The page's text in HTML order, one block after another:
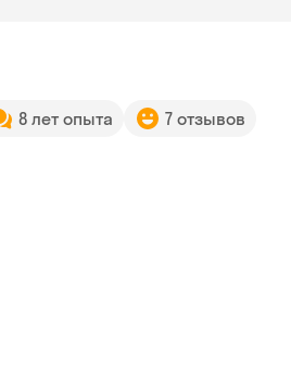
8 лет опыта 7 отзывов